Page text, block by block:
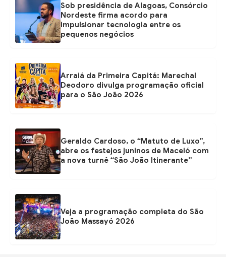
Sob presidência de Alagoas, Consórcio
Nordeste firma acordo para
impulsionar tecnologia entre os
pequenos negócios
Arraiá da Primeira Capitá: Marechal
Deodoro divulga programação oficial
para o São João 2026
Geraldo Cardoso, o “Matuto de Luxo”,
abre os festejos juninos de Maceió com
a nova turnê “São João Itinerante”
Veja a programação completa do São
João Massayó 2026